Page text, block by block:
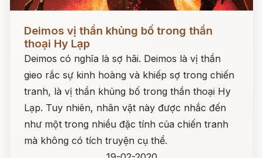
Deimos vị thần khủng bố trong thần
thoại Hy Lạp
Deimos có nghĩa là sợ hãi. Deimos là vị thần
gieo rắc sự kinh hoàng và khiếp sợ trong chiến
tranh, là vị thần khủng bố trong thần thoại Hy
Lạp. Tuy nhiên, nhân vật này được nhắc đến
như một trong nhiều đặc tính của chiến tranh
mà không có tích truyện cụ thể.